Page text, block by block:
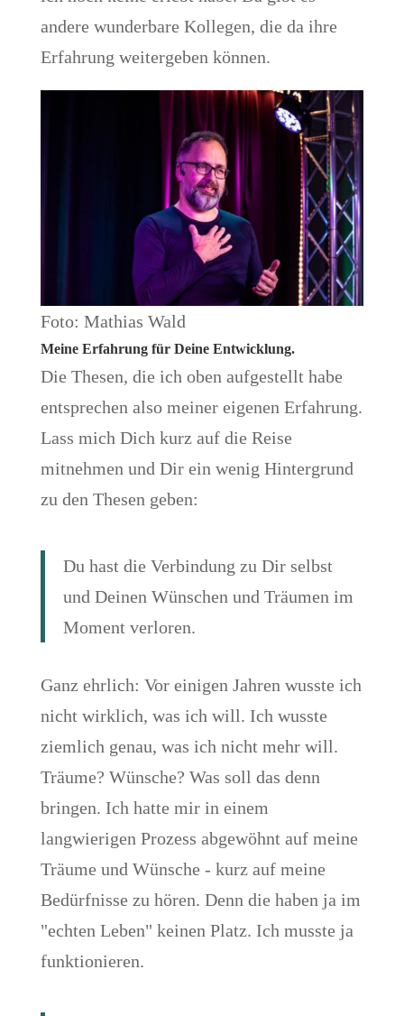
andere wunderbare Kollegen, die da ihre
Erfahrung weitergeben können.
Foto: Mathias Wald
Meine Erfahrung für Deine Entwicklung.
Die Thesen, die ich oben aufgestellt habe
entsprechen also meiner eigenen Erfahrung.
Lass mich Dich kurz auf die Reise
mitnehmen und Dir ein wenig Hintergrund
zu den Thesen geben:
Du hast die Verbindung zu Dir selbst
und Deinen Wünschen und Träumen im
Moment verloren.
Ganz ehrlich: Vor einigen Jahren wusste ich
nicht wirklich, was ich will. Ich wusste
ziemlich genau, was ich nicht mehr will.
Träume? Wünsche? Was soll das denn
bringen. Ich hatte mir in einem
langwierigen Prozess abgewöhnt auf meine
Träume und Wünsche - kurz auf meine
Bedürfnisse zu hören. Denn die haben ja im
"echten Leben" keinen Platz. Ich musste ja
funktionieren.